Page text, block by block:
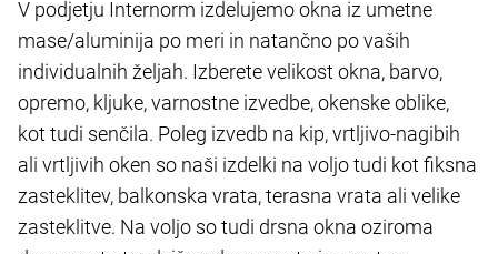
V podjetju Internorm izdelujemo okna iz umetne
mase/aluminija po meri in natančno po vaših
individualnih željah. Izberete velikost okna, barvo,
opremo, kljuke, varnostne izvedbe, okenske oblike,
kot tudi senčila. Poleg izvedb na kip, vrtljivo-nagibih
ali vrtljivih oken so naši izdelki na voljo tudi kot fiksna
zasteklitev, balkonska vrata, terasna vrata ali velike
zasteklitve. Na voljo so tudi drsna okna oziroma